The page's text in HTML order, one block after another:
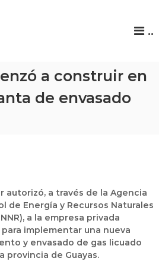
..
a construir en
de envasado
autorizó, a través de la Agencia
de Energía y Recursos Naturales
a la empresa privada
para implementar una nueva
y envasado de gas licuado
provincia de Guayas.